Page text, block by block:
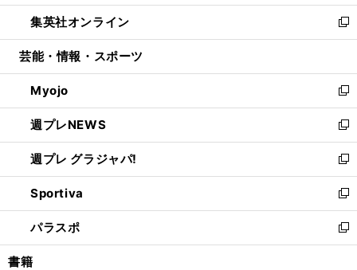
開
く
ウ
で
開
ン
ド
ウ
開
く
ウ
ィ
ン
ウ
で
開
く
し
い
ウ
ン
ド
ウ
で
開
く
集英社オンライン
新
し
ウ
ィ
ン
ド
ウ
で
開
く
芸能・情報・スポーツ
Myojo
新
し
い
ウ
ィ
ン
ド
ウ
で
開
週プレNEWS
新
し
い
ウ
ィ
ン
ド
ウ
週プレ グラジャパ!
新
し
い
ウ
ィ
ン
Sportiva
新
し
い
ウ
パラスポ
新
し
書籍